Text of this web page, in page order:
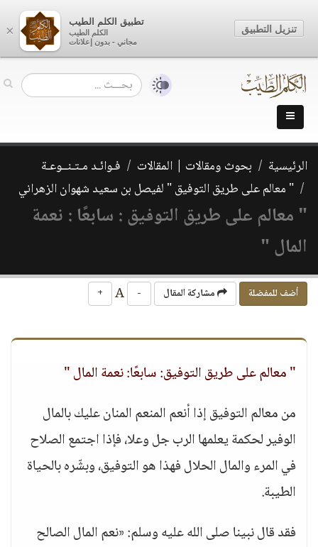
الرئيسية بحوث ومقالات | المقالات
فـوائـد مـتـنــوعـة
" معالم على طريق التوفيق " لفيصل بن سعيد شهوان الزهراني
" معالم على طريق التوفيق : سابعًا : نعمة
المال "
أضف للمفضلة مشاركة المقال -
+
" معالم على طريق التوفيق: سابعًا: نعمة المال "
من معالم التوفيق إذا أنعم المنعم المنان عليك بالمال
الوفير لحكمة يعلمها الرب جل وعلا، فإذا اجتمع الصلاح
في المرء والمال الحلال فهذا هو التوفيق، وبشّره بالحياة
الطيبة.
فقد قال نبينا صلى الله عليه وسلم: «نعم المال الصالح
×
تطبيق الكلم الطيب
الكلم الطيب
مجاني - بدون إعلانات
تنزيل التطبيق